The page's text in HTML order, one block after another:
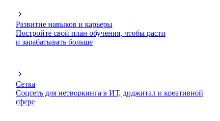
Развитие навыков и карьеры
Постройте свой план обучения, чтобы расти
и зарабатывать больше
Сетка
Соцсеть для нетворкинга в ИТ, диджитал и креативной
сфере